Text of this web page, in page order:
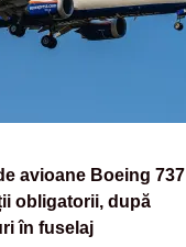
avioane Boeing 737
obligatorii, după
în fuselaj